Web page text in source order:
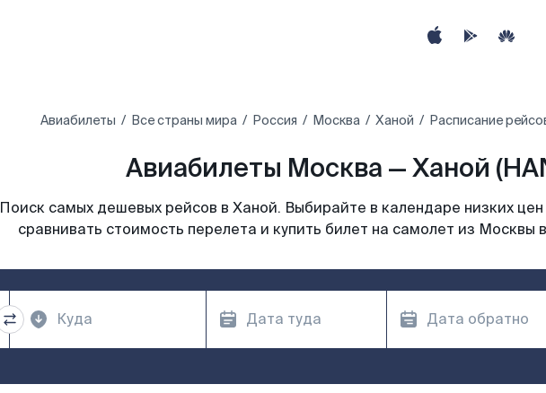
Авиабилеты Все страны мира Россия Москва Ханой Расписание
Авиабилеты Москва — Ханой
Поиск самых дешевых рейсов в Ханой. Выбирайте в календаре низких
сравнивать стоимость перелета и купить билет на самолет из Москвы